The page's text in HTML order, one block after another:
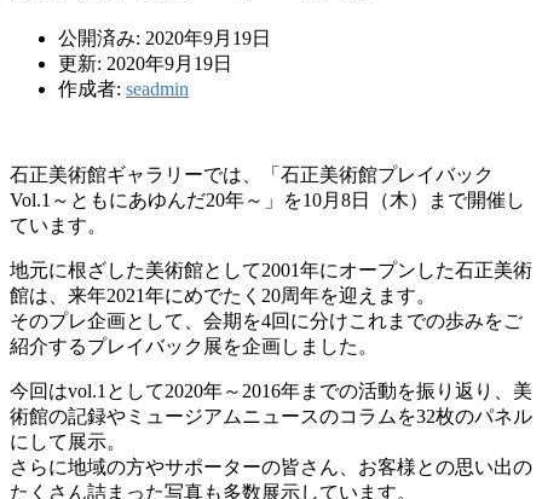
公開済み: 2020年9月19日
更新: 2020年9月19日
作成者: seadmin
石正美術館ギャラリーでは、「石正美術館プレイバック
Vol.1～ともにあゆんだ20年～」を10月8日（木）まで開催し
ています。
地元に根ざした美術館として2001年にオープンした石正美術
館は、来年2021年にめでたく20周年を迎えます。
そのプレ企画として、会期を4回に分けこれまでの歩みをご
紹介するプレイバック展を企画しました。
今回はvol.1として2020年～2016年までの活動を振り返り、美
術館の記録やミュージアムニュースのコラムを32枚のパネル
にして展示。
さらに地域の方やサポーターの皆さん、お客様との思い出の
たくさん詰まった写真も多数展示しています。